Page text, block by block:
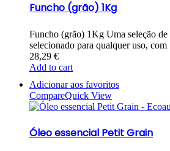
Funcho (grão) 1Kg
Funcho (grão) 1Kg Uma seleção
selecionado para qualquer uso,
28,29 €
Add to cart
Adicionar aos favoritos
CompareQuick View
Óleo essencial Petit Grain